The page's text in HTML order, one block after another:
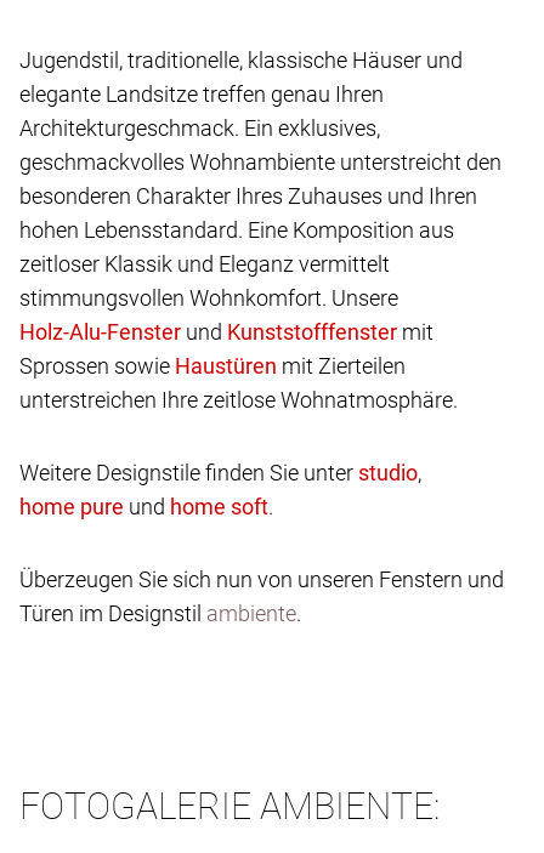
Jugendstil, traditionelle, klassische Häuser und
elegante Landsitze treffen genau Ihren
Architekturgeschmack. Ein exklusives,
geschmackvolles Wohnambiente unterstreicht den
besonderen Charakter Ihres Zuhauses und Ihren
hohen Lebensstandard. Eine Komposition aus
zeitloser Klassik und Eleganz vermittelt
stimmungsvollen Wohnkomfort. Unsere
und
mit
Sprossen sowie
mit Zierteilen
unterstreichen Ihre zeitlose Wohnatmosphäre.
Weitere Designstile finden Sie unter
,
und
.
Überzeugen Sie sich nun von unseren Fenstern und
Türen im Designstil ambiente.
FOTOGALERIE AMBIENTE: